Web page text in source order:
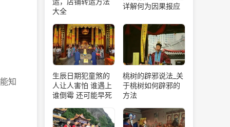
知
大全
详解何为因果报应
生辰日期犯童煞的
人让人害怕 谁遇上
谁倒霉 还可能早死
桃树的辟邪说法_关
于桃树如何辟邪的
方法